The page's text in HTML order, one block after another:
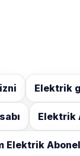
Elektrik
Elektrik
Elektrik